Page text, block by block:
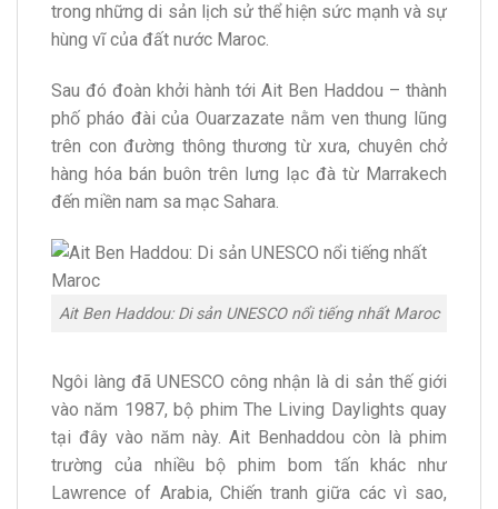
trong những di sản lịch sử thể hiện sức mạnh và sự
hùng vĩ của đất nước Maroc.
Sau đó đoàn khởi hành tới Ait Ben Haddou – thành
phố pháo đài của Ouarzazate nằm ven thung lũng
trên con đường thông thương từ xưa, chuyên chở
hàng hóa bán buôn trên lưng lạc đà từ Marrakech
đến miền nam sa mạc Sahara.
Ait Ben Haddou: Di sản UNESCO nổi tiếng nhất Maroc
Ngôi làng đã UNESCO công nhận là di sản thế giới
vào năm 1987, bộ phim The Living Daylights quay
tại đây vào năm này. Ait Benhaddou còn là phim
trường của nhiều bộ phim bom tấn khác như
Lawrence of Arabia, Chiến tranh giữa các vì sao,